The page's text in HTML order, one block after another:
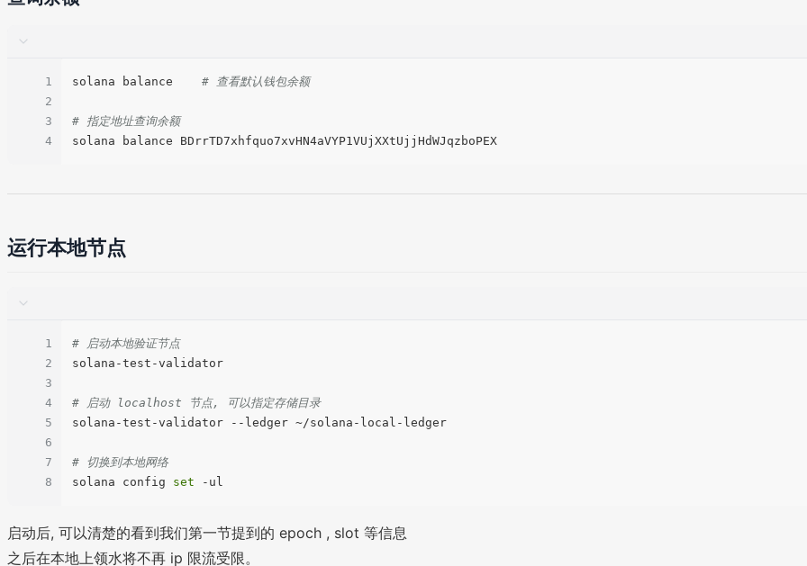
1
2
3
4
solana balance # 查看默认钱包余额
# 指定地址查询余额
运行本地节点
1
2
3
4
5
6
7
8
# 启动本地验证节点
solana-test-validator
# 启动 localhost 节点, 可以指定存储目录
solana-test-validator --ledger ~/solana-local-ledger
# 切换到本地网络
solana config set
启动后, 可以清楚的看到我们第一节提到的 epoch , slot 等信息
之后在本地上领水将不再 ip 限流受限。